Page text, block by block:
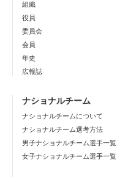
組織
役員
委員会
会員
年史
広報誌
ナショナルチーム
ナショナルチームについて
ナショナルチーム選考方法
男子ナショナルチーム選手一覧
女子ナショナルチーム選手一覧